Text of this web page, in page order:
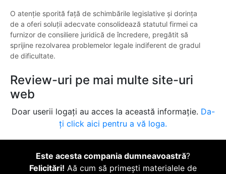
O atenție sporită față de schimbările legislative și dorința
de a oferi soluții adecvate consolidează statutul firmei ca
furnizor de consiliere juridică de încredere, pregătit să
sprijine rezolvarea problemelor legale indiferent de gradul
de dificultate.
Review-uri pe mai multe site-uri
web
Doar userii logați au acces la această informație. Da-
ți click aici pentru a vă loga.
Este acesta compania dumneavoastră?
Felicitări! Aă cum să primești materialele de